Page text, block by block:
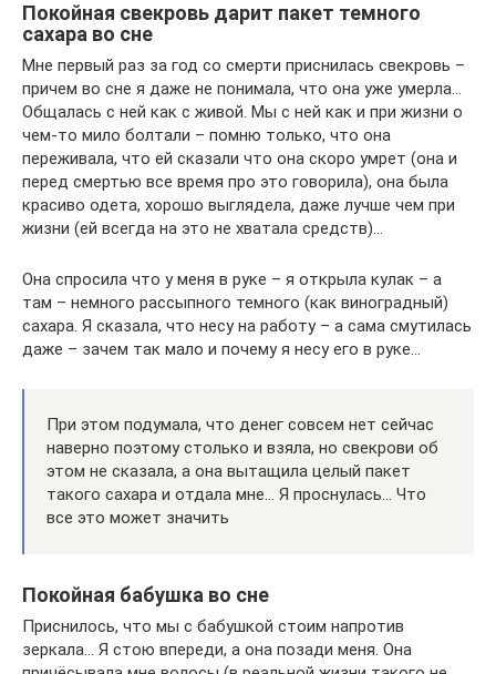
Покойная свекровь дарит пакет темного
сахара во сне
Мне первый раз за год со смерти приснилась свекровь –
причем во сне я даже не понимала, что она уже умерла…
Общалась с ней как с живой. Мы с ней как и при жизни о
чем-то мило болтали – помню только, что она
переживала, что ей сказали что она скоро умрет (она и
перед смертью все время про это говорила), она была
красиво одета, хорошо выглядела, даже лучше чем при
жизни (ей всегда на это не хватала средств)…
Она спросила что у меня в руке – я открыла кулак – а
там – немного рассыпного темного (как виноградный)
сахара. Я сказала, что несу на работу – а сама смутилась
даже – зачем так мало и почему я несу его в руке…
При этом подумала, что денег совсем нет сейчас
наверно поэтому столько и взяла, но свекрови об
этом не сказала, а она вытащила целый пакет
такого сахара и отдала мне… Я проснулась… Что
все это может значить
Покойная бабушка во сне
Приснилось, что мы с бабушкой стоим напротив
зеркала… Я стою впереди, а она позади меня. Она